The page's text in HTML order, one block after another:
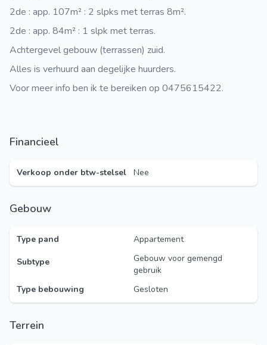
2de : app. 107m² : 2 slpks met terras 8m².
2de : app. 84m² : 1 slpk met terras.
Achtergevel gebouw (terrassen) zuid.
Alles is verhuurd aan degelijke huurders.
Voor meer info ben ik te bereiken op 0475615422.
Financieel
Verkoop onder btw-stelsel Nee
Gebouw
Type pand
Appartement
Subtype
Gebouw voor gemengd
gebruik
Type bebouwing
Gesloten
Terrein